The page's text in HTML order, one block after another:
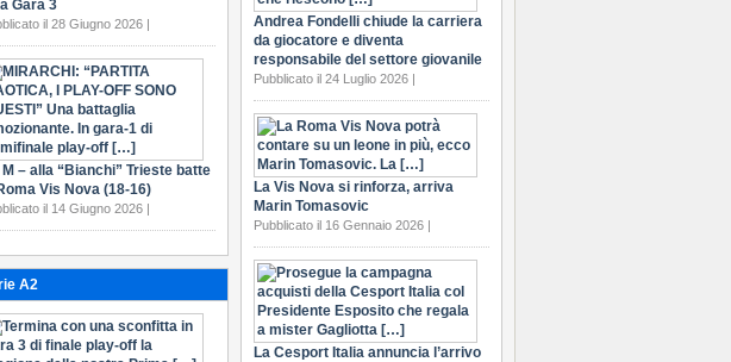
Andrea Fondelli chiude la carriera
da giocatore e diventa
responsabile del settore giovanile
Pubblicato il 24 Luglio 2026 |
La Vis Nova si rinforza, arriva
Marin Tomasovic
Pubblicato il 16 Gennaio 2026 |
La Cesport Italia annuncia l’arrivo
Gara 3
il 28 Giugno 2026 |
– alla “Bianchi” Trieste batte
Vis Nova (18-16)
il 14 Giugno 2026 |
A2